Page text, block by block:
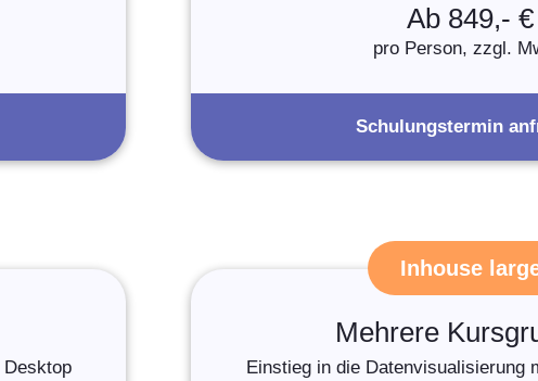
Ab 849,- €
pro Person, zzgl.
Schulungstermin
Inhouse
Mehrere
Einstieg in die Datenvisualisierung